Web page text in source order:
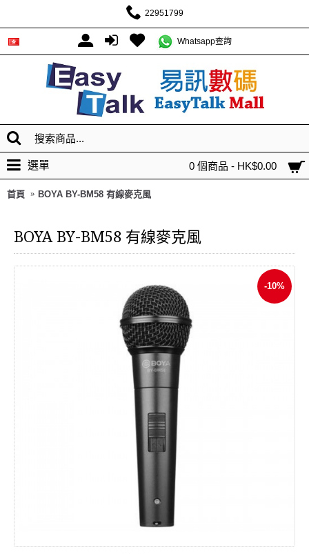
22951799
Whatsapp查詢
0 個商品 - HK$0.00
選單
首頁 BOYA BY-BM58 有線麥克風
BOYA BY-BM58 有線麥克風
-10%